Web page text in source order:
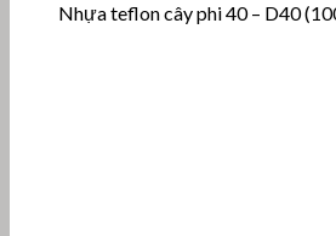
Nhựa teflon cây phi 40 – D40